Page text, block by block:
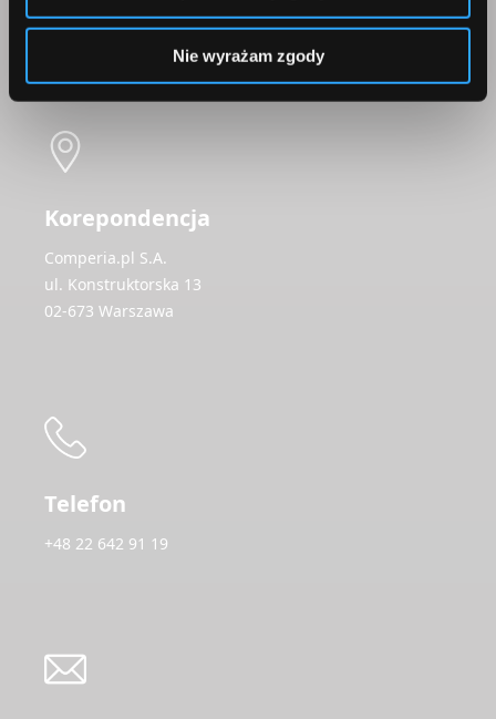
Nie wyrażam zgody
Skontaktuj się z nami
Korepondencja
Comperia.pl S.A.
ul. Konstruktorska 13
02-673 Warszawa
Telefon
+48 22 642 91 19